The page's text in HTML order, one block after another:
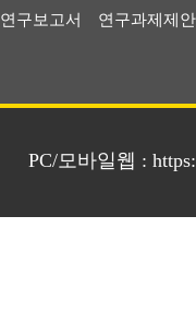
연구보고서 연구과제제
PC/모바일웹 :